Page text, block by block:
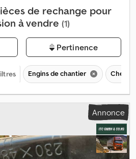
de rechange pour
à vendre (1)
Pertinence
Engins de chantier
Annonce